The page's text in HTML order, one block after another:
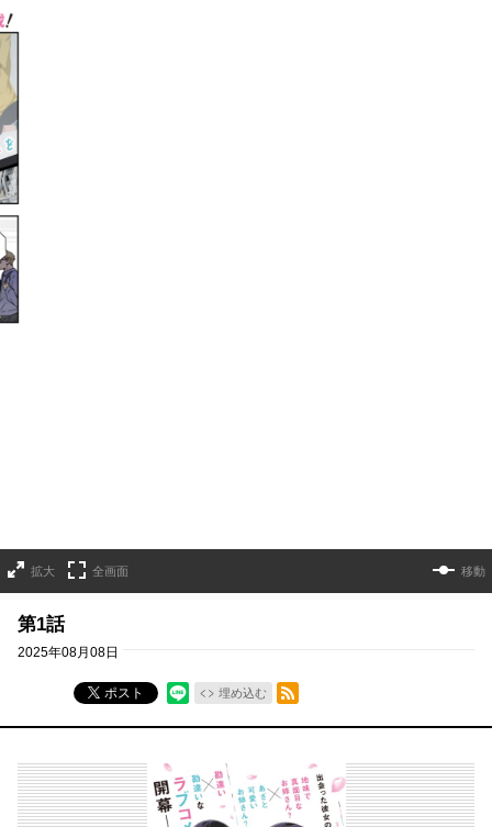
拡大 全画面 移動
第1話
2025年08月08日
ポスト 埋め込む
RSSフィード